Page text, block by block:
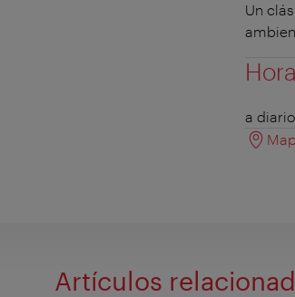
Un
a
Artículos